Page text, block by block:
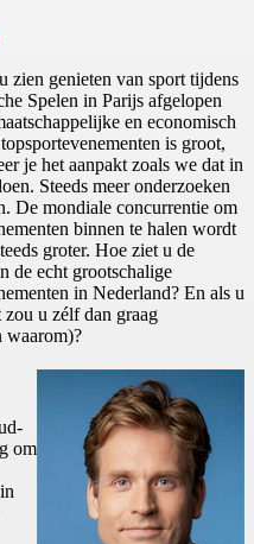
zien genieten van sport tijdens
Spelen in Parijs afgelopen
en economisch
is groot,
je het aanpakt zoals we dat in
Steeds meer onderzoeken
De mondiale concurrentie om
binnen te halen wordt
groter. Hoe ziet u de
de echt grootschalige
in Nederland? En als u
u zélf dan graag
waarom)?
om